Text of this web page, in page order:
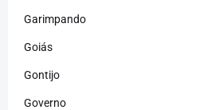
Garimpando
Goiás
Gontijo
Governo